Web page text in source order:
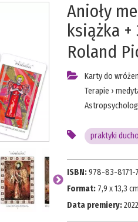
Anioły
książka +
Roland
Karty do
Terapie ›
praktyki
ISBN:978-83-8171-
Format: 7,9 x 13,3 cm
Data premiery: